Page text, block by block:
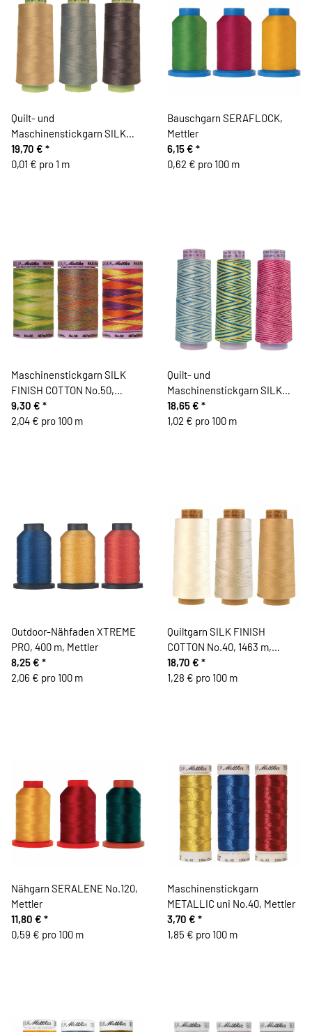
Quilt- und
Maschinenstickgarn SILK
FINISH COTTON No.60, 2743
m, Mettler
19,70 € *
0,01 € pro 1 m
Bauschgarn SERAFLOCK,
Mettler
6,15 € *
0,62 € pro 100 m
Maschinenstickgarn SILK
FINISH COTTON No.50,
multicolor, 457 m, Mettler
9,30 € *
2,04 € pro 100 m
Quilt- und
Maschinenstickgarn SILK
FINISH COTTON No.50,
multicolor, 1829 m, Mettler
18,65 € *
1,02 € pro 100 m
Outdoor-Nähfaden XTREME
PRO, 400 m, Mettler
8,25 € *
2,06 € pro 100 m
Quiltgarn SILK FINISH
COTTON No.40, 1463 m,
Mettler
18,70 € *
1,28 € pro 100 m
Nähgarn SERALENE No.120,
Mettler
11,80 € *
0,59 € pro 100 m
Maschinenstickgarn
METALLIC uni No.40, Mettler
3,70 € *
1,85 € pro 100 m